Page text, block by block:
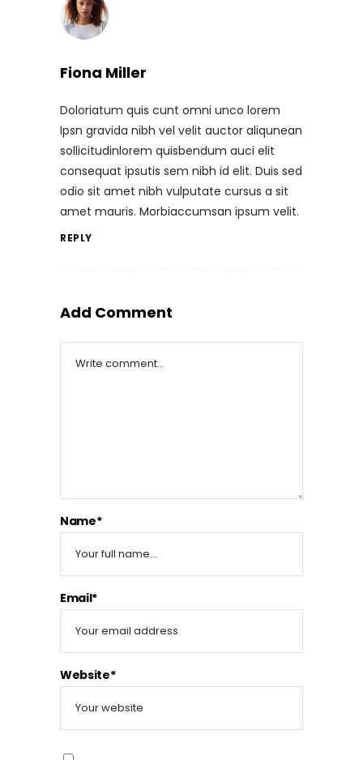
Fiona Miller
Doloriatum quis cunt omni unco lorem
Ipsn gravida nibh vel velit auctor aliqunean
sollicitudinlorem quisbendum auci elit
consequat ipsutis sem nibh id elit. Duis sed
odio sit amet nibh vulputate cursus a sit
amet mauris. Morbiaccumsan ipsum velit.
REPLY
Add Comment
Name*
Email*
Website*